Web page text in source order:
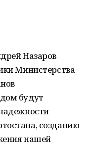
Назаров
Министерства
будут
созданию
нашей